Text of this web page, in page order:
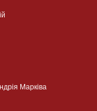
Марківа